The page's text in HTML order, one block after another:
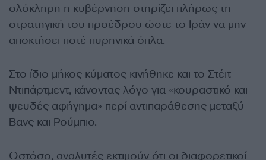
ολόκληρη η κυβέρνηση στηρίζει πλήρως τη
στρατηγική του προέδρου ώστε το Ιράν να μην
αποκτήσει ποτέ πυρηνικά όπλα.
Στο ίδιο μήκος κύματος κινήθηκε και το Στέιτ
Ντιπάρτμεντ, κάνοντας λόγο για «κουραστικό και
ψευδές αφήγημα» περί αντιπαράθεσης μεταξύ
Βανς και Ρούμπιο.
Ωστόσο, αναλυτές εκτιμούν ότι οι διαφορετικοί